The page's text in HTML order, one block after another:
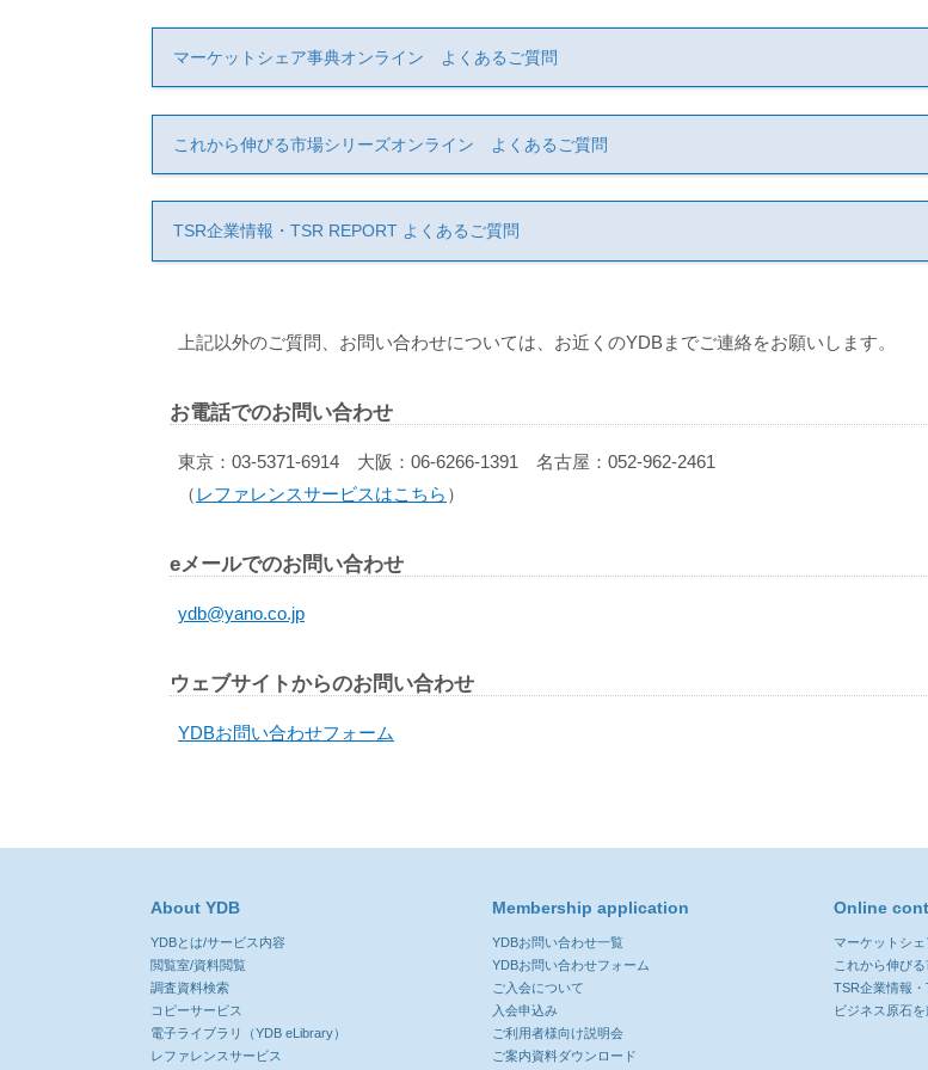
マーケットシェア事典オンライン よくあるご質問
これから伸びる市場シリーズオンライン よくあるご質問
TSR企業情報・TSR REPORT よくあるご質問
上記以外のご質問、お問い合わせについては、お近くのYDBまでご連絡をお願いします。
お電話でのお問い合わせ
東京：03-5371-6914 大阪：06-6266-1391 名古屋：052-962-2461
（ レファレンスサービスはこちら ）
eメールでのお問い合わせ
ydb@yano.co.jp
ウェブサイトからのお問い合わせ
YDBお問い合わせフォーム
About YDB
YDBとは/サービス内容
閲覧室/資料閲覧
調査資料検索
コピーサービス
電子ライブラリ（YDB eLibrary）
レファレンスサービス
Membership application
YDBお問い合わせ一覧
YDBお問い合わせフォーム
ご入会について
入会申込み
ご利用者様向け説明会
ご案内資料ダウンロード
Online
マーケットシ
これから伸び
TSR企業情報
ビジネス原石